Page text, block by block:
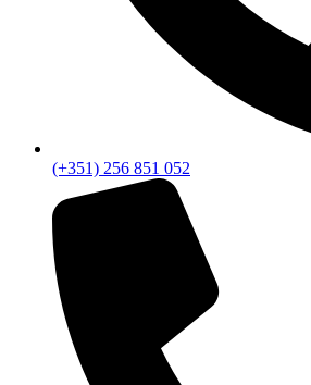
(+351) 256 851 052